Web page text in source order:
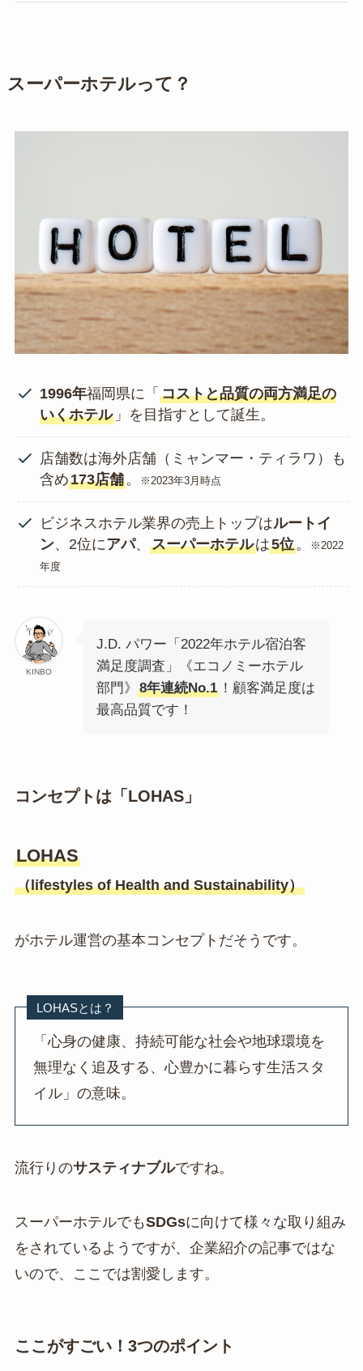
スーパーホテルって？
1996年福岡県に「コストと品質の両方満足の
いくホテル 」を目指すとして誕生。
店舗数は海外店舗（ミャンマー・ティラワ）も
含め173店舗。 ※2023年3月時点
ビジネスホテル業界の売上トップはルートイ
ン、2位にアパ、スーパーホテルは5位。
※2022
年度
KINBO
J.D. パワー「2022年ホテル宿泊客
満⾜度調査」《エコノミーホテル
部⾨》 8年連続No.1！顧客満足度は
最高品質です！
コンセプトは「LOHAS」
LOHAS
（lifestyles of Health and Sustainability）
がホテル運営の基本コンセプトだそうです。
LOHASとは？
「心身の健康、持続可能な社会や地球環境を
無理なく追及する、心豊かに暮らす生活スタ
イル」の意味。
流行りのサスティナブルですね。
スーパーホテルでもSDGsに向けて様々な取り組み
をされているようですが、企業紹介の記事ではな
いので、ここでは割愛します。
ここがすごい！3つのポイント